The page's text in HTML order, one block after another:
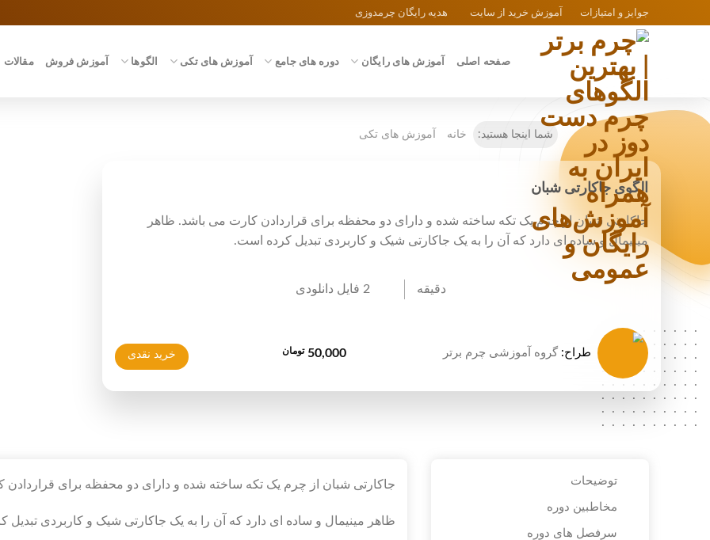
to
جوایز و امتیازات آموزش خرید از سایت هدیه رایگان چرمدوزی
صفحه اصلی آموزش های رایگان دوره های جامع آموزش های تکی الگوها آموزش فروش مقالات
شما اینجا هستید: خانه آموزش های تکی
الگوی جاکارتی شبان
جاکارتی شبان از چرم یک تکه ساخته شده و دارای دو محفظه برای قراردادن کارت می باشد. ظاهر
مینیمال و ساده ای دارد که آن را به یک جاکارتی شیک و کاربردی تبدیل کرده است.
دقیقه 2 فایل دانلودی
طراح: گروه آموزشی چرم برتر 50,000 تومان خرید نقدی
..........
..........
..........
..........
..........
..........
..........
..........
..........
..........
توضیحات
مخاطبین دوره
سرفصل های دوره
جاکارتی شبان از چرم یک تکه ساخته شده و دارای دو محفظه برای
ظاهر مینیمال و ساده ای دارد که آن را به یک جاکارتی شیک و کاربردی تبدیل